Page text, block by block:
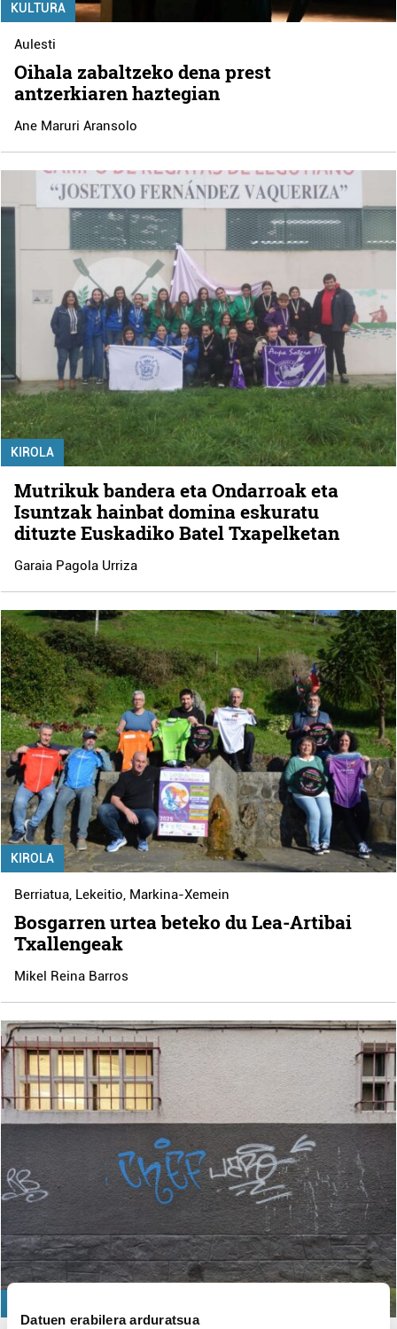
Datuen erabilera arduratsua
KULTURA
Aulesti
Oihala zabaltzeko dena prest
antzerkiaren haztegian
Ane Maruri Aransolo
KIROLA
Mutrikuk bandera eta Ondarroak eta
Isuntzak hainbat domina eskuratu
dituzte Euskadiko Batel Txapelketan
Garaia Pagola Urriza
KIROLA
Berriatua, Lekeitio, Markina-Xemein
Bosgarren urtea beteko du Lea-Artibai
Txallengeak
Mikel Reina Barros